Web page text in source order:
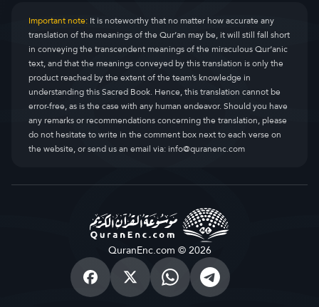
Important note:It is noteworthy that no matter how accurate any
translation of the meanings of the Qur’an may be, it will still fall short
in conveying the transcendent meanings of the miraculous Qur’anic
text, and that the meanings conveyed by this translation is only the
product reached by the extent of the team’s knowledge in
understanding this Sacred Book. Hence, this translation cannot be
error-free, as is the case with any human endeavor. Should you have
any remarks or recommendations concerning the translation, please
do not hesitate to write in the comment box next to each verse on
the website, or send us an email via:info@quranenc.com
QuranEnc.com © 2026